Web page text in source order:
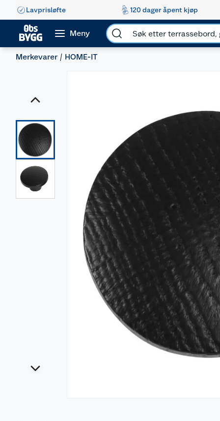
Lavprisløfte 120 dager åpent kjøp
Meny
Merkevarer HOME-IT